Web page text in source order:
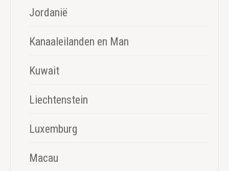
Jordanië
Kanaaleilanden en Man
Kuwait
Liechtenstein
Luxemburg
Macau